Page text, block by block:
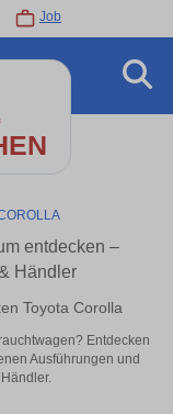
Job
entdecken –
Händler
Toyota Corolla
Entdecken
Ausführungen und